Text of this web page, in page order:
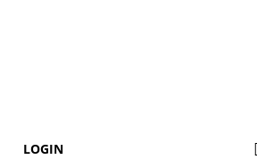
LOGIN